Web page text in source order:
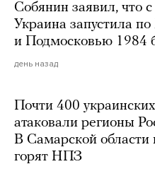
Собянин заявил, что с
Украина запустила
и Подмосковью 1984
день назад
Почти 400
атаковали регионы
В Самарской области
горят НПЗ